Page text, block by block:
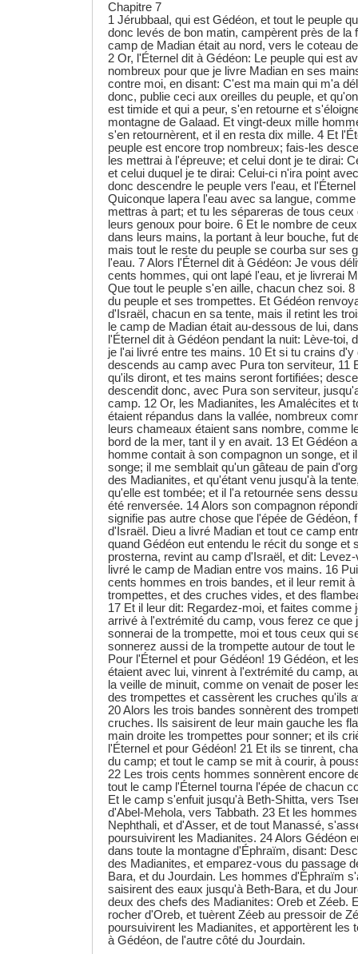
Chapitre 7
1 Jérubbaal, qui est Gédéon, et tout le peuple
donc levés de bon matin, campèrent près de la
camp de Madian était au nord, vers le coteau
2 Or, l'Éternel dit à Gédéon: Le peuple qui est
nombreux pour que je livre Madian en ses
contre moi, en disant: C'est ma main qui m'a
donc, publie ceci aux oreilles du peuple, et
est timide et qui a peur, s'en retourne et
montagne de Galaad. Et vingt-deux mille
s'en retournèrent, et il en resta dix mille. 4 Et
peuple est encore trop nombreux; fais-les
les mettrai à l'épreuve; et celui dont je te dirai:
et celui duquel je te dirai: Celui-ci n'ira point
donc descendre le peuple vers l'eau, et
Quiconque lapera l'eau avec sa langue,
mettras à part; et tu les sépareras de tous
leurs genoux pour boire. 6 Et le nombre de
dans leurs mains, la portant à leur bouche, fut
mais tout le reste du peuple se courba sur ses
l'eau. 7 Alors l'Éternel dit à Gédéon: Je vous
cents hommes, qui ont lapé l'eau, et je livrerai
Que tout le peuple s'en aille, chacun chez soi.
du peuple et ses trompettes. Et Gédéon
d'Israël, chacun en sa tente, mais il retint les
le camp de Madian était au-dessous de lui,
l'Éternel dit à Gédéon pendant la nuit: Lève-toi,
je l'ai livré entre tes mains. 10 Et si tu crains
descends au camp avec Pura ton serviteur, 11
qu'ils diront, et tes mains seront fortifiées;
descendit donc, avec Pura son serviteur,
camp. 12 Or, les Madianites, les Amalécites et
étaient répandus dans la vallée, nombreux
leurs chameaux étaient sans nombre, comme
bord de la mer, tant il y en avait. 13 Et Gédéon
homme contait à son compagnon un songe, et
songe; il me semblait qu'un gâteau de pain
des Madianites, et qu'étant venu jusqu'à la
qu'elle est tombée; et il l'a retournée sens
été renversée. 14 Alors son compagnon
signifie pas autre chose que l'épée de Gédéon,
d'Israël. Dieu a livré Madian et tout ce camp
quand Gédéon eut entendu le récit du songe et
prosterna, revint au camp d'Israël, et dit:
livré le camp de Madian entre vos mains. 16
cents hommes en trois bandes, et il leur remit
trompettes, et des cruches vides, et des
17 Et il leur dit: Regardez-moi, et faites comme
arrivé à l'extrémité du camp, vous ferez ce que
sonnerai de la trompette, moi et tous ceux qui
sonnerez aussi de la trompette autour de tout
Pour l'Éternel et pour Gédéon! 19 Gédéon, et
étaient avec lui, vinrent à l'extrémité du camp,
la veille de minuit, comme on venait de poser
des trompettes et cassèrent les cruches qu'ils
20 Alors les trois bandes sonnèrent des
cruches. Ils saisirent de leur main gauche les
main droite les trompettes pour sonner; et ils
l'Éternel et pour Gédéon! 21 Et ils se tinrent,
du camp; et tout le camp se mit à courir, à
22 Les trois cents hommes sonnèrent encore
tout le camp l'Éternel tourna l'épée de chacun
Et le camp s'enfuit jusqu'à Beth-Shitta, vers
d'Abel-Mehola, vers Tabbath. 23 Et les
Nephthali, et d'Asser, et de tout Manassé,
poursuivirent les Madianites. 24 Alors Gédéon
dans toute la montagne d'Éphraïm, disant:
des Madianites, et emparez-vous du passage
Bara, et du Jourdain. Les hommes d'Éphraïm
saisirent des eaux jusqu'à Beth-Bara, et du
deux des chefs des Madianites: Oreb et Zéeb.
rocher d'Oreb, et tuèrent Zéeb au pressoir de
poursuivirent les Madianites, et apportèrent les
à Gédéon, de l'autre côté du Jourdain.